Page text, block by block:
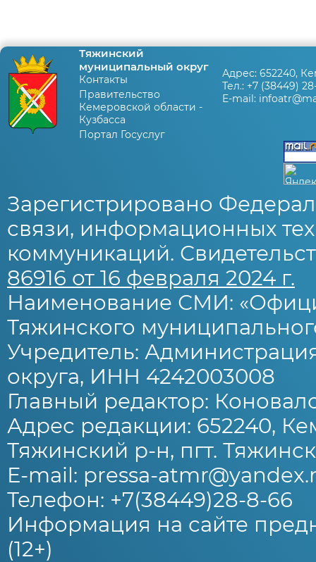
Тяжинский
муниципальный округ
Контакты
Правительство
Кемеровской области -
Кузбасса
Портал Госуслуг
Адрес: 652240,
Тел.: +7 (38449)
E-mail:
Зарегистрировано
связи, информационных
коммуникаций.
86916 от 16 февраля 2024 г.
Наименование СМИ:
Тяжинского
Учредитель:
округа, ИНН 4242003008
Главный редактор:
Адрес редакции: 652240,
Тяжинский р-н, пгт.
E-mail: pressa-
Телефон: +7(38449)28-8-66
Информация на сайте
(12+)